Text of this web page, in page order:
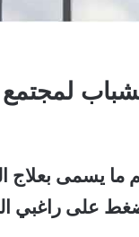
يسمى بعلاج
على راغبي